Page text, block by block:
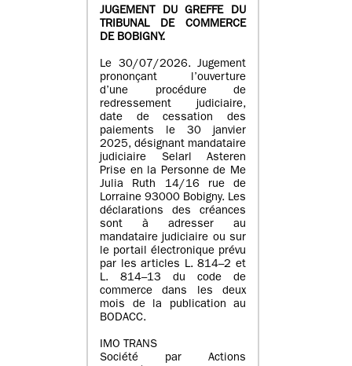
JUGEMENT DU GREFFE DU
TRIBUNAL DE COMMERCE
DE BOBIGNY.
Le 30/07/2026. Jugement
prononçant l’ouverture
d’une procédure de
redressement judiciaire,
date de cessation des
paiements le 30 janvier
2025, désignant mandataire
judiciaire Selarl Asteren
Prise en la Personne de Me
Julia Ruth 14/16 rue de
Lorraine 93000 Bobigny. Les
déclarations des créances
sont à adresser au
mandataire judiciaire ou sur
le portail électronique prévu
par les articles L. 814–2 et
L. 814–13 du code de
commerce dans les deux
mois de la publication au
BODACC.
IMO TRANS
Société par Actions